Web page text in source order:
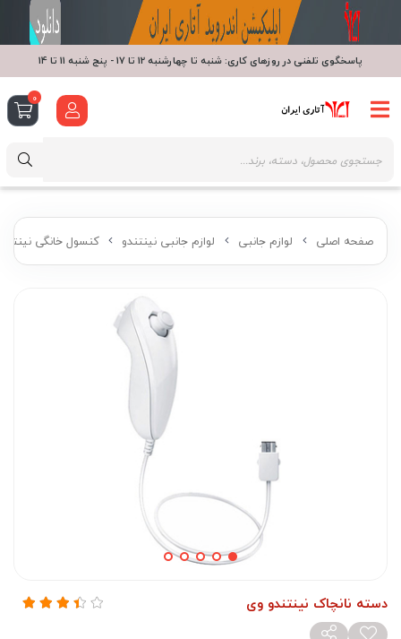
صفحه اصلی لوازم جانبی لوازم جانبی نینتندو کنسول خانگی
دسته نانچاک نینتندو وی
پاسخگوی تلفنی در روزهای کاری: شنبه تا چهارشنبه 12 تا 17 - پنج شنبه 11 تا 14
0